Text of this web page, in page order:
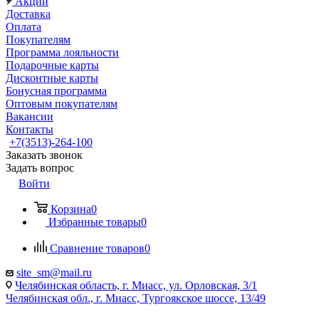
Доставка
Оплата
Покупателям
Программа лояльности
Подарочные карты
Дисконтные карты
Бонусная программа
Оптовым покупателям
Вакансии
Контакты
+7(3513)-264-100
Заказать звонок
Задать вопрос
Войти
Корзина0
Избранные товары0
Сравнение товаров0
site_sm@mail.ru
Челябинская область, г. Миасс, ул. Орловская, 3/1
Челябинская обл., г. Миасс, Тургоякское шоссе, 13/49